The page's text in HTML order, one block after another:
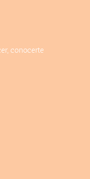
conocerte